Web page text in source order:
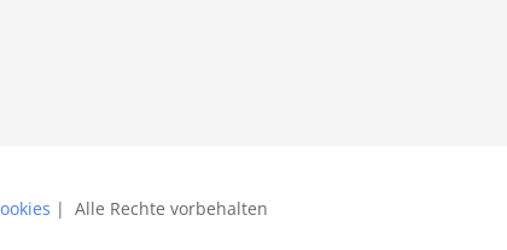
| Alle Rechte vorbehalten